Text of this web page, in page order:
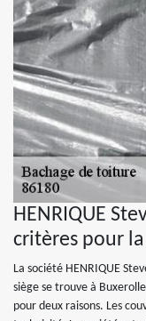
HENRIQUE
critères pour
La société HENRIQUE
siège se trouve à
pour deux raisons. Les